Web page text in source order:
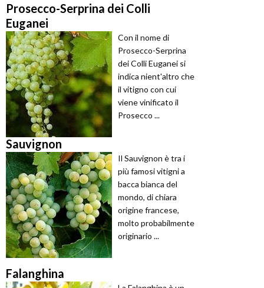
Prosecco-Serprina dei Colli
Euganei
Con il nome di
Prosecco-Serprina
dei Colli Euganei si
indica nient'altro che
il vitigno con cui
viene vinificato il
Prosecco ...
Sauvignon
Il Sauvignon è tra i
più famosi vitigni a
bacca bianca del
mondo, di chiara
origine francese,
molto probabilmente
originario ...
Falanghina